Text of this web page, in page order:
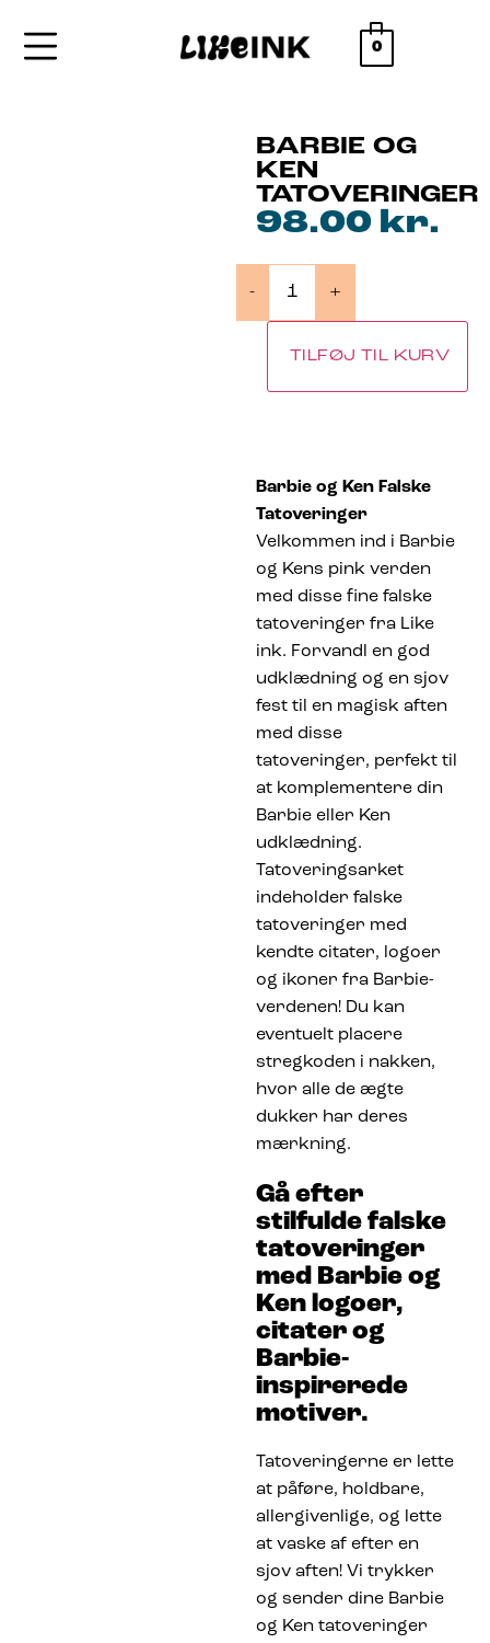
0
BARBIE OG
KEN
TATOVERINGER
98.00 kr.
- +
TILFØJ TIL KURV
Barbie og Ken Falske
Tatoveringer
Velkommen ind i Barbie
og Kens pink verden
med disse fine falske
tatoveringer fra Like
ink. Forvandl en god
udklædning og en sjov
fest til en magisk aften
med disse
tatoveringer, perfekt til
at komplementere din
Barbie eller Ken
udklædning.
Tatoveringsarket
indeholder falske
tatoveringer med
kendte citater, logoer
og ikoner fra Barbie-
verdenen! Du kan
eventuelt placere
stregkoden i nakken,
hvor alle de ægte
dukker har deres
mærkning.
Gå efter
stilfulde falske
tatoveringer
med Barbie og
Ken logoer,
citater og
Barbie-
inspirerede
motiver.
Tatoveringerne er lette
at påføre, holdbare,
allergivenlige, og lette
at vaske af efter en
sjov aften! Vi trykker
og sender dine Barbie
og Ken tatoveringer